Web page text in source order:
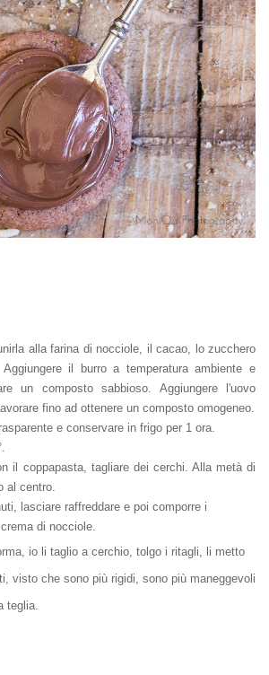
alla farina di nocciole, il cacao, lo zucchero
il burro a temperatura ambiente e
un composto sabbioso. Aggiungere l'uovo
fino ad ottenere un composto omogeneo.
e conservare in frigo per 1 ora.
il coppapasta, tagliare dei cerchi. Alla metà di
al centro.
lasciare raffreddare e poi comporre i
di nocciole.
io li taglio a cerchio, tolgo i ritagli, li metto
visto che sono più rigidi, sono più maneggevoli
teglia.